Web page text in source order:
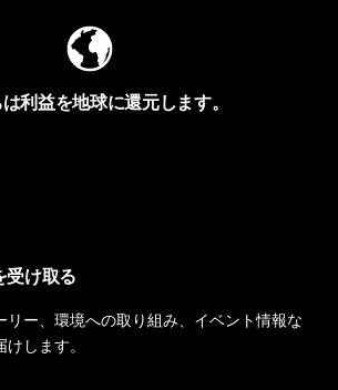
利益を地球に還元します。
受け取る
リー、環境への取り組み、イベント情報な
します。